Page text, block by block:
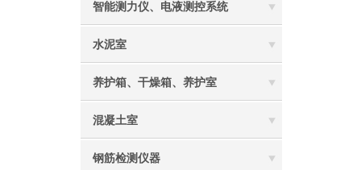
智能测力仪、电液测控系统
水泥室
养护箱、干燥箱、养护室
混凝土室
钢筋检测仪器